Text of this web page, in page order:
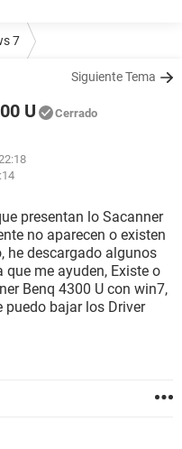
7
Siguiente Tema
U Cerrado
presentan lo Sacanner
no aparecen o existen
he descargado algunos
me ayuden, Existe o
Benq 4300 U con win7,
puedo bajar los Driver